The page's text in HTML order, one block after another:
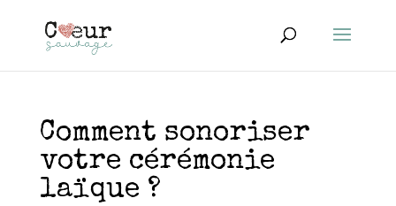
Comment sonoriser
votre cérémonie
laïque ?